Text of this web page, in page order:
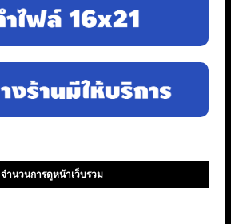
จำนวนการดูหน้าเว็บรวม